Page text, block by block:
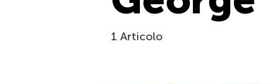
1 Articolo